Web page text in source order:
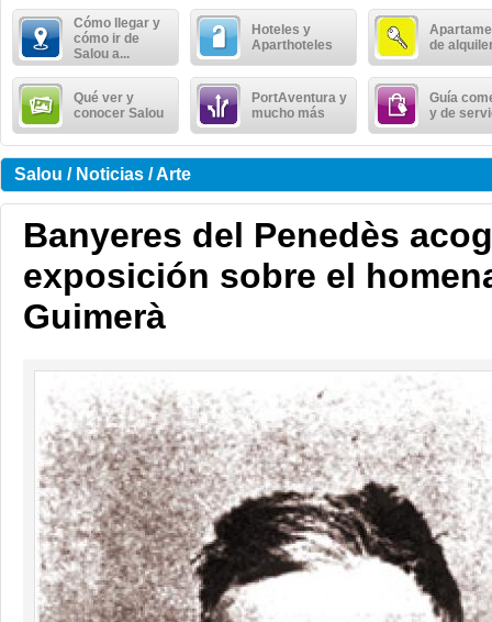
Cómo llegar y
cómo ir de
Salou a...
Hoteles y
Aparthoteles
de
Qué ver y
conocer Salou
PortAventura y
mucho más
Guía
y de
Salou / Noticias / Arte
Banyeres del Penedès
exposición sobre el
Guimerà